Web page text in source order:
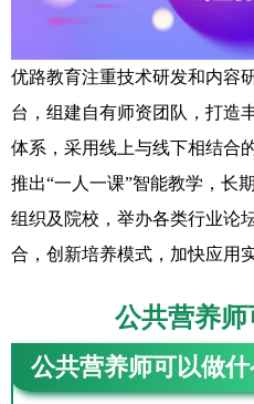
优路教育注重技术研发和内容
台，组建自有师资团队，打造
体系，采用线上与线下相结合
推出“一人一课”智能教学，长
组织及院校，举办各类行业论
合，创新培养模式，加快应用
公共营养
公共营养师可以做